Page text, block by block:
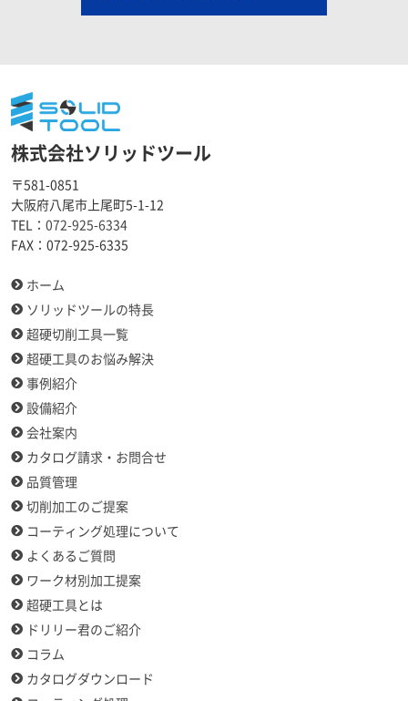
株式会社ソリッドツール
〒581-0851
大阪府八尾市上尾町5-1-12
TEL： 072-925-6334
FAX： 072-925-6335
ホーム
ソリッドツールの特長
超硬切削工具一覧
超硬工具のお悩み解決
事例紹介
設備紹介
会社案内
カタログ請求・お問合せ
品質管理
切削加工のご提案
コーティング処理について
よくあるご質問
ワーク材別加工提案
超硬工具とは
ドリリー君のご紹介
コラム
カタログダウンロード